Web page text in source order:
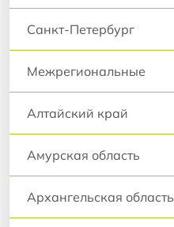
Санкт-Петербург
Межрегиональные
Алтайский край
Амурская область
Архангельская область